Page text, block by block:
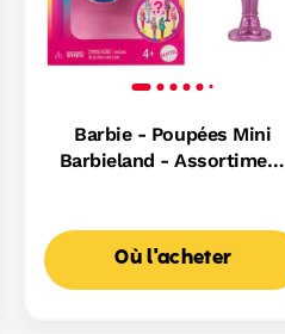
Barbie - Poupées Mini
Barbieland - Assortiment
Où l'acheter